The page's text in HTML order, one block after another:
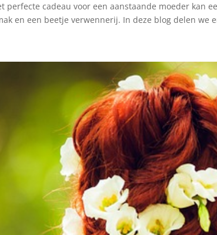
perfecte cadeau voor een aanstaande moeder kan
en een beetje verwennerij. In deze blog delen we